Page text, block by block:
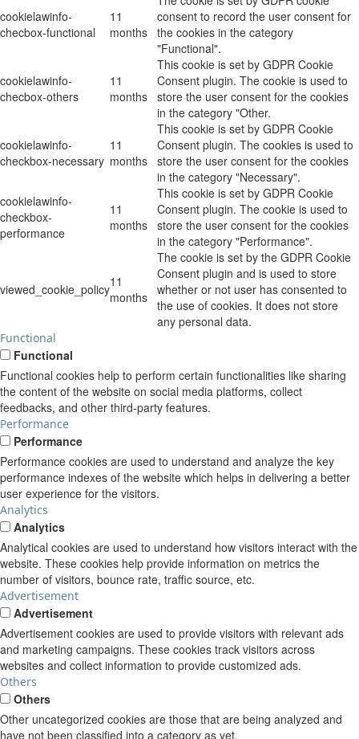
cookielawinfo-
checbox-functional
11
months
consent to record the user consent for
the cookies in the category
"Functional".
cookielawinfo-
checbox-others
11
months
This cookie is set by GDPR Cookie
Consent plugin. The cookie is used to
store the user consent for the cookies
in the category "Other.
cookielawinfo-
checkbox-necessary
11
months
This cookie is set by GDPR Cookie
Consent plugin. The cookies is used to
store the user consent for the cookies
in the category "Necessary".
cookielawinfo-
checkbox-
performance
11
months
This cookie is set by GDPR Cookie
Consent plugin. The cookie is used to
store the user consent for the cookies
in the category "Performance".
viewed_cookie_policy11
months
The cookie is set by the GDPR Cookie
Consent plugin and is used to store
whether or not user has consented to
the use of cookies. It does not store
any personal data.
Functional
Functional
Functional cookies help to perform certain functionalities like sharing
the content of the website on social media platforms, collect
feedbacks, and other third-party features.
Performance
Performance
Performance cookies are used to understand and analyze the key
performance indexes of the website which helps in delivering a better
user experience for the visitors.
Analytics
Analytics
Analytical cookies are used to understand how visitors interact with the
website. These cookies help provide information on metrics the
number of visitors, bounce rate, traffic source, etc.
Advertisement
Advertisement
Advertisement cookies are used to provide visitors with relevant ads
and marketing campaigns. These cookies track visitors across
websites and collect information to provide customized ads.
Others
Others
Other uncategorized cookies are those that are being analyzed and
have not been classified into a category as yet.